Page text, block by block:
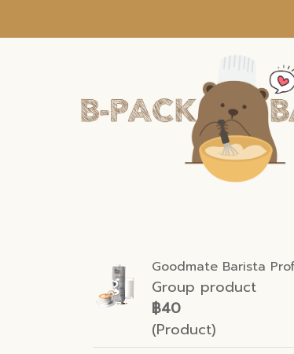
Goodmate Barista
Group product
฿40
(Product)